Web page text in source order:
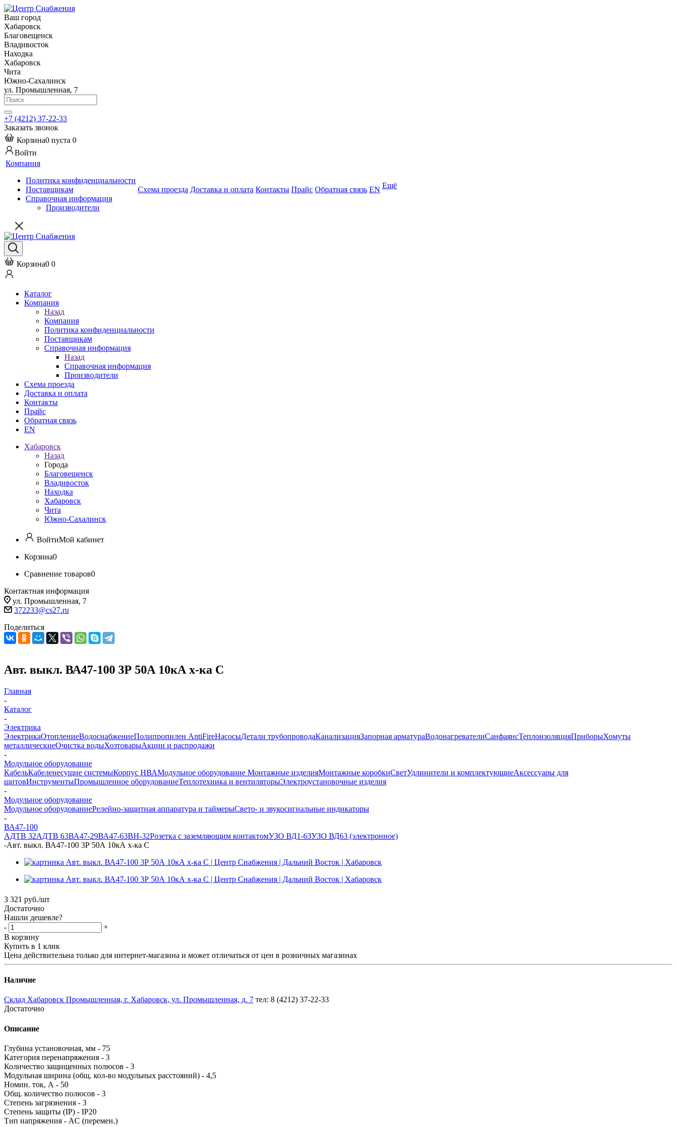
Ваш город
Хабаровск
Благовещенск
Владивосток
Находка
Хабаровск
Чита
Южно-Сахалинск
ул. Промышленная, 7
+7 (4212) 37-22-33
Заказать звонок
Корзина0 пуста 0
Войти
Компания
Политика конфиденциальности
Поставщикам
Справочная информация
Производители
Схема проезда Доставка и оплата Контакты Прайс Обратная связь EN Ещё
Корзина0 0
Каталог
Компания
Назад
Компания
Политика конфиденциальности
Поставщикам
Справочная информация
Назад
Справочная информация
Производители
Схема проезда
Доставка и оплата
Контакты
Прайс
Обратная связь
EN
Хабаровск
Назад
Города
Благовещенск
Владивосток
Находка
Хабаровск
Чита
Южно-Сахалинск
ВойтиМой кабинет
Корзина0
Сравнение товаров0
Контактная информация
ул. Промышленная, 7
372233@cs27.ru
Поделиться
Авт. выкл. ВА47-100 3Р 50А 10кА х-ка С
Главная
-
Каталог
-
Электрика
ЭлектрикаОтоплениеВодоснабжениеПолипропилен AntiFireНасосыДетали трубопроводаКанализацияЗапорная арматураВодонагревателиСанфаянсТеплоизоляцияПриборыХомуты
металлическиеОчистка водыХозтоварыАкции и распродажи
-
Модульное оборудование
КабельКабеленесущие системыКорпус НВАМодульное оборудование Монтажные изделияМонтажные коробкиСветУдлинители и комплектующиеАксессуары для
щитовИнструментыПромышленное оборудованиеТеплотехника и вентиляторыЭлектроустановочные изделия
-
Модульное оборудование
Модульное оборудованиеРелейно-защитная аппаратура и таймерыСвето- и звукосигнальные индикаторы
-
ВА47-100
АДТВ 32АДТВ 63ВА47-29ВА47-63ВН-32Розетка с заземляющим контактомУЗО ВД1-63УЗО ВД63 (электронное)
-Авт. выкл. ВА47-100 3Р 50А 10кА х-ка С
3 321 руб./шт
Достаточно
Нашли дешевле?
-
+
В корзину
Купить в 1 клик
Цена действительна только для интернет-магазина и может отличаться от цен в розничных магазинах
Наличие
Склад Хабаровск Промышленная, г. Хабаровск, ул. Промышленная, д. 7 тел: 8 (4212) 37-22-33
Достаточно
Описание
Глубина установочная, мм - 75
Категория перенапряжения - 3
Количество защищенных полюсов - 3
Модульная ширина (общ. кол-во модульных расстояний) - 4,5
Номин. ток, А - 50
Общ. количество полюсов - 3
Степень загрязнения - 3
Степень защиты (IP) - IP20
Тип напряжения - AC (перемен.)